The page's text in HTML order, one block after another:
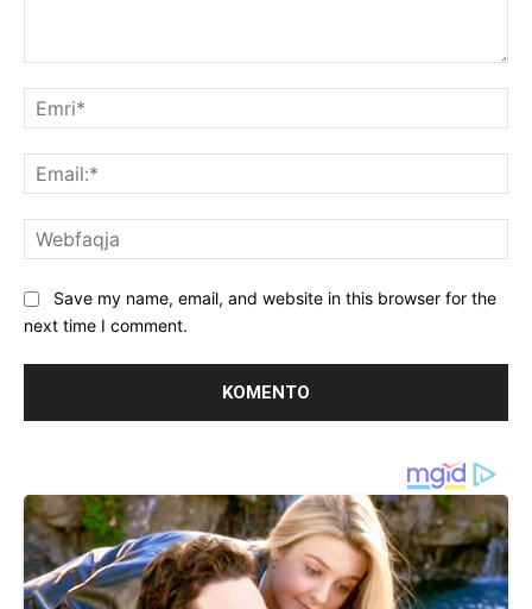
Save my name, email, and website in this browser for the
next time I comment.